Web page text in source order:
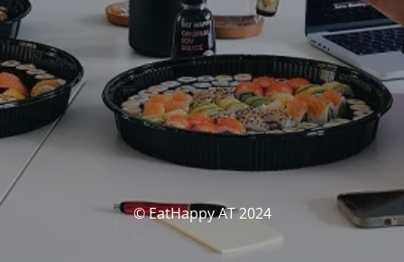
© EatHappy AT 2024